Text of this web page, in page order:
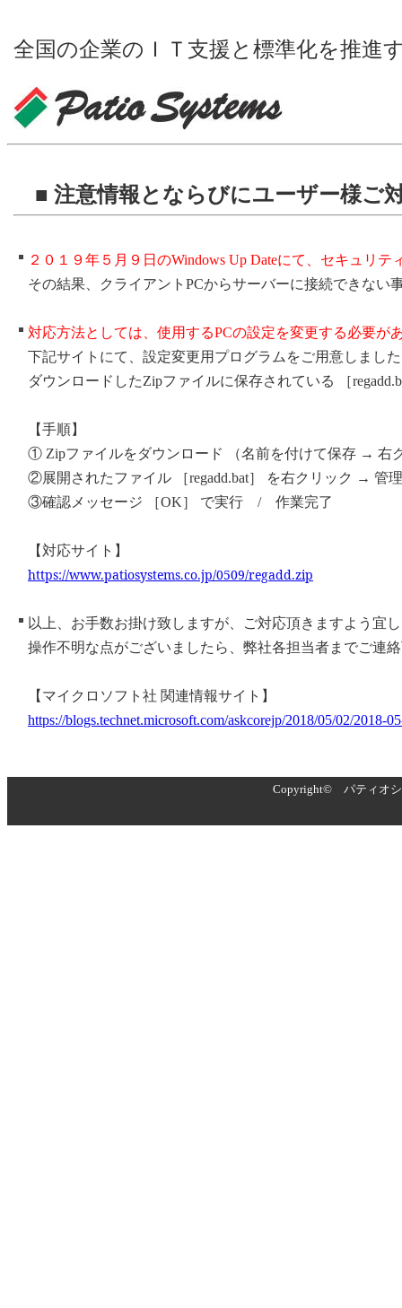
全国の企業のＩＴ支援と標準化を推進
■ 注意情報とならびにユーザー様ご
２０１９年５月９日のWindows Up Dateにて、セキュリ
その結果、クライアントPCからサーバーに接続できない
対応方法としては、使用するPCの設定を変更する必要が
下記サイトにて、設定変更用プログラムをご用意しまし
ダウンロードしたZipファイルに保存されている ［
【手順】
① Zipファイルをダウンロード （名前を付けて保存 → 右
②展開されたファイル ［regadd.bat］ を右クリック → 管
③確認メッセージ ［OK］ で実行 / 作業完了
【対応サイト】
https://www.patiosystems.co.jp/0509/regadd.zip
以上、お手数お掛け致しますが、ご対応頂きますよう宜
操作不明な点がございましたら、弊社各担当者までご連
【マイクロソフト社 関連情報サイト】
https://blogs.technet.microsoft.com/askcorejp/2018/05/02/2018-
Copyright© パティオシ